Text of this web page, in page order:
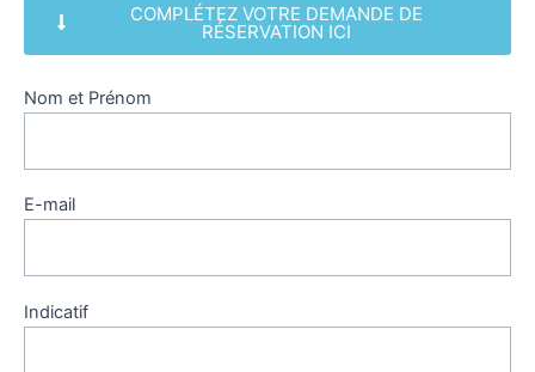
COMPLÉTEZ VOTRE DEMANDE DE
RÉSERVATION ICI
Nom et Prénom
E-mail
Indicatif